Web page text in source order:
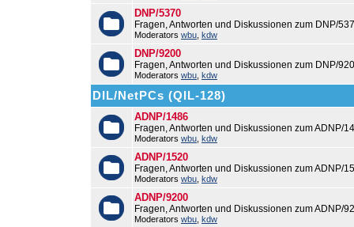
DNP/5370
Fragen, Antworten und Diskussionen zum DNP/
Moderators wbu kdw
DNP/9200
Fragen, Antworten und Diskussionen zum DNP/
Moderators wbu kdw
DIL/NetPCs (QIL-128)
ADNP/1486
Fragen, Antworten und Diskussionen zum ADNP/
Moderators wbu kdw
ADNP/1520
Fragen, Antworten und Diskussionen zum ADNP/
Moderators wbu kdw
ADNP/9200
Fragen, Antworten und Diskussionen zum ADNP/
Moderators wbu kdw